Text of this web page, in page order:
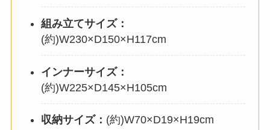
組み立てサイズ：
(約)W230×D150×H117cm
インナーサイズ：
(約)W225×D145×H105cm
収納サイズ： (約)W70×D19×H19cm